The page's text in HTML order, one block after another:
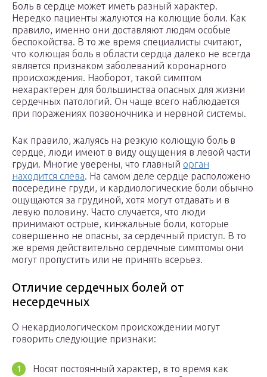
Боль в сердце может иметь разный характер.
Нередко пациенты жалуются на колющие боли. Как
правило, именно они доставляют людям особые
беспокойства. В то же время специалисты считают,
что колющая боль в области сердца далеко не всегда
является признаком заболеваний коронарного
происхождения. Наоборот, такой симптом
нехарактерен для большинства опасных для жизни
сердечных патологий. Он чаще всего наблюдается
при поражениях позвоночника и нервной системы.
Как правило, жалуясь на резкую колющую боль в
сердце, люди имеют в виду ощущения в левой части
груди. Многие уверены, что главный орган
находится слева. На самом деле сердце расположено
посередине груди, и кардиологические боли обычно
ощущаются за грудиной, хотя могут отдавать и в
левую половину. Часто случается, что люди
принимают острые, кинжальные боли, которые
совершенно не опасны, за сердечный приступ. В то
же время действительно сердечные симптомы они
могут пропустить или не принять всерьез.
Отличие сердечных болей от
несердечных
О некардиологическом происхождении могут
говорить следующие признаки:
Носят постоянный характер, в то время как